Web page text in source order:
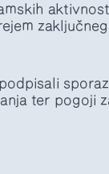
ter pogoji